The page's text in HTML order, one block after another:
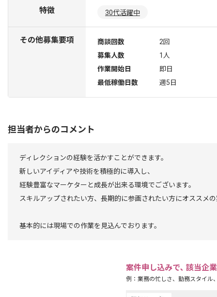
特徴 30代活躍中
その他募集要項 商談回数
2回
募集人数
1人
作業開始日
即日
最低稼働日数
週5日
担当者からのコメント
ディレクションの経験を活かすことができます。
新しいアイディアや技術を積極的に導入し、
経験豊富なマーケターと成長が出来る環境でございます。
スキルアップされたい方、長期的に参画されたい方にオススメ
基本的には現場での作業を見込んでおります。
案件申し込みで､ 該当企
例：業務の忙しさ、勤務スタイル